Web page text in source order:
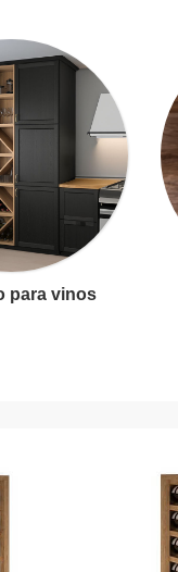
para vinos